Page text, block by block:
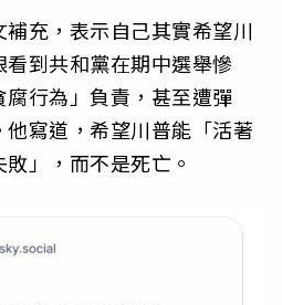
充，表示自己其實希望川
到共和黨在期中選舉慘
行為」負責，甚至遭彈
寫道，希望川普能「活著
」，而不是死亡。